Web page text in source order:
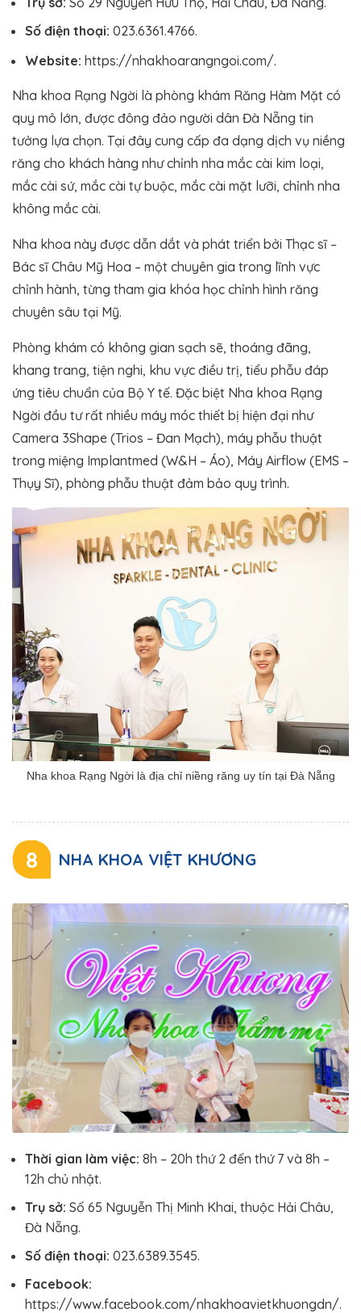
Số điện thoại: 023.6361.4766.
Website: https://nhakhoarangngoi.com/.
Nha khoa Rạng Ngời là phòng khám Răng Hàm Mặt có
quy mô lớn, được đông đảo người dân Đà Nẵng tin
tưởng lựa chọn. Tại đây cung cấp đa dạng dịch vụ niềng
răng cho khách hàng như chỉnh nha mắc cài kim loại,
mắc cài sứ, mắc cài tự buộc, mắc cài mặt lưỡi, chỉnh nha
không mắc cài.
Nha khoa này được dẫn dắt và phát triển bởi Thạc sĩ –
Bác sĩ Châu Mỹ Hoa – một chuyên gia trong lĩnh vực
chỉnh hành, từng tham gia khóa học chỉnh hình răng
chuyên sâu tại Mỹ.
Phòng khám có không gian sạch sẽ, thoáng đãng,
khang trang, tiện nghi, khu vực điều trị, tiểu phẫu đáp
ứng tiêu chuẩn của Bộ Y tế. Đặc biệt Nha khoa Rạng
Ngời đầu tư rất nhiều máy móc thiết bị hiện đại như
Camera 3Shape (Trios – Đan Mạch), máy phẫu thuật
trong miệng Implantmed (W&H – Áo), Máy Airflow (EMS –
Thụy Sĩ), phòng phẫu thuật đảm bảo quy trình.
Nha khoa Rạng Ngời là địa chỉ niềng răng uy tín tại Đà Nẵng
8 NHA KHOA VIỆT KHƯƠNG
Thời gian làm việc: 8h – 20h thứ 2 đến thứ 7 và 8h –
12h chủ nhật.
Trụ sở: Số 65 Nguyễn Thị Minh Khai, thuộc Hải Châu,
Đà Nẵng.
Số điện thoại: 023.6389.3545.
Facebook:
https://www.facebook.com/nhakhoavietkhuongdn/.